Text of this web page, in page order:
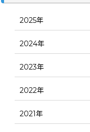
2025年
2024年
2023年
2022年
2021年